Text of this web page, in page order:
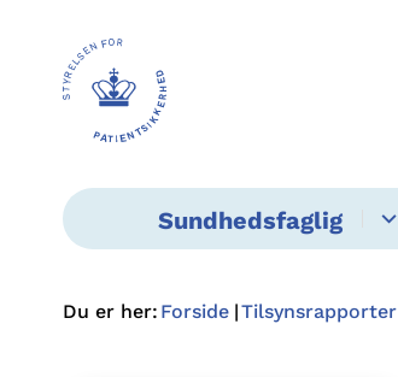
Sundhedsfaglig
Du er her: Forside Tilsynsrapporter